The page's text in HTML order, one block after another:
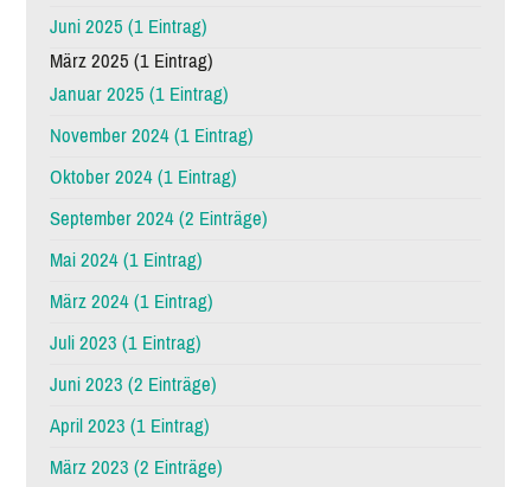
Juni 2025 (1 Eintrag)
März 2025 (1 Eintrag)
Januar 2025 (1 Eintrag)
November 2024 (1 Eintrag)
Oktober 2024 (1 Eintrag)
September 2024 (2 Einträge)
Mai 2024 (1 Eintrag)
März 2024 (1 Eintrag)
Juli 2023 (1 Eintrag)
Juni 2023 (2 Einträge)
April 2023 (1 Eintrag)
März 2023 (2 Einträge)